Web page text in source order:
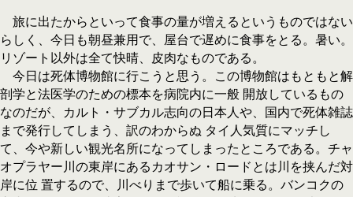
旅に出たからといって食事の量が増えるというものではない
らしく、今日も朝昼兼用で、屋台で遅めに食事をとる。暑い。
リゾート以外は全て快晴、皮肉なものである。
今日は死体博物館に行こうと思う。この博物館はもともと解
剖学と法医学のための標本を病院内に一般 開放しているもの
なのだが、カルト・サブカル志向の日本人や、国内で死体雑誌
まで発行してしまう、訳のわからぬ タイ人気質にマッチし
て、今や新しい観光名所になってしまったところである。チャ
オプラヤー川の東岸にあるカオサン・ロードとは川を挟んだ対
岸に位 置するので、川べりまで歩いて船に乗る。バンコクの